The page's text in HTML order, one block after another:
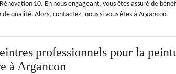
10. En nous engageant, vous êtes assuré de
qualité. Alors, contactez -nous si vous êtes à Argancon.
professionnels pour la
à Argancon